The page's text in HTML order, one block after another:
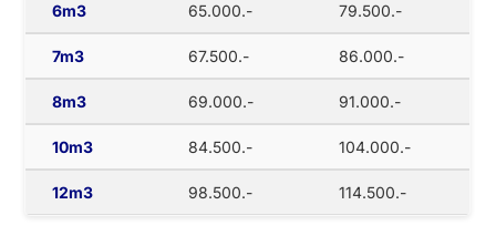
6m3 65.000.- 79.500.-
7m3 67.500.- 86.000.-
8m3 69.000.- 91.000.-
10m3 84.500.- 104.000.-
12m3 98.500.- 114.500.-